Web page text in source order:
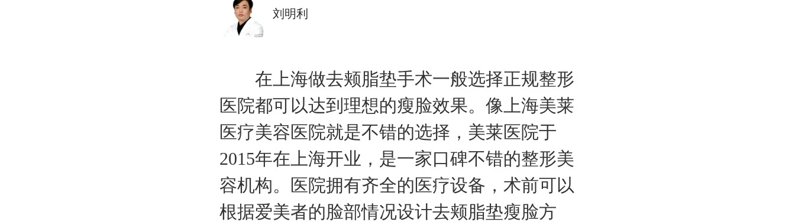
刘明利
在上海做去颊脂垫手术一般选择正规整形
医院都可以达到理想的瘦脸效果。像上海美莱
医疗美容医院就是不错的选择，美莱医院于
2015年在上海开业，是一家口碑不错的整形美
容机构。医院拥有齐全的医疗设备，术前可以
根据爱美者的脸部情况设计去颊脂垫瘦脸方